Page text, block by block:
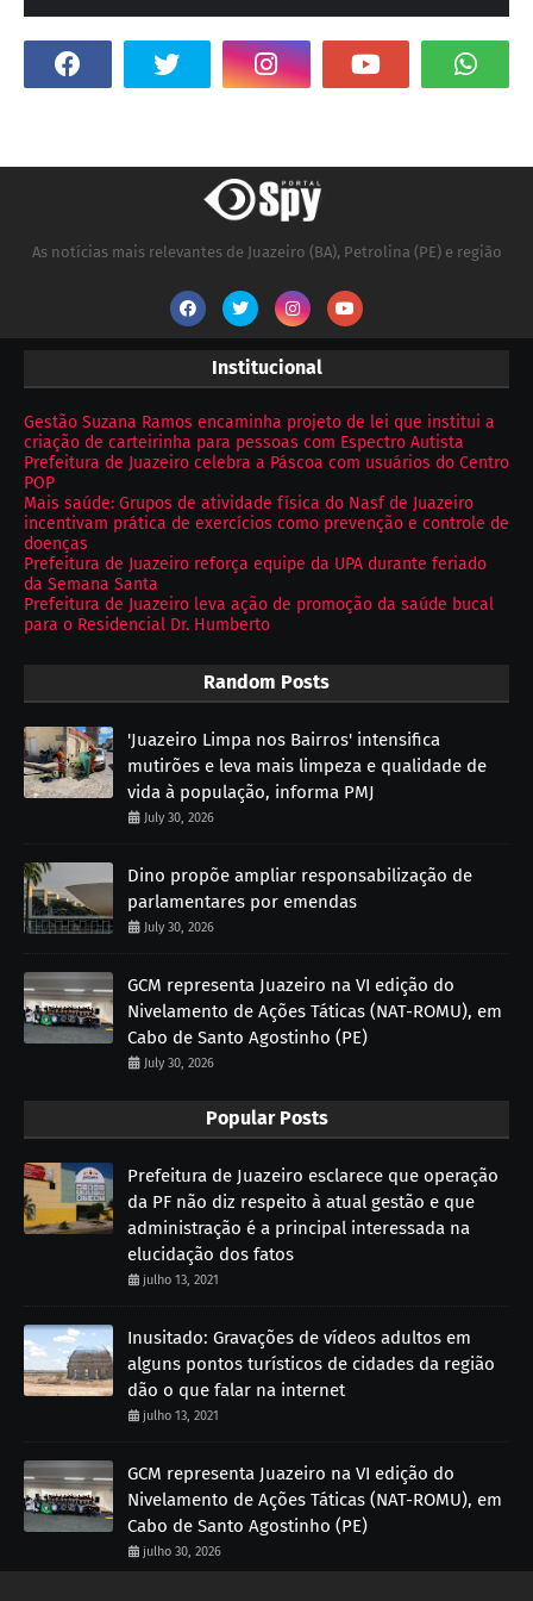
As notícias mais relevantes de Juazeiro (BA), Petrolina (PE) e região
Institucional
Gestão Suzana Ramos encaminha projeto de lei que institui a
criação de carteirinha para pessoas com Espectro Autista
Prefeitura de Juazeiro celebra a Páscoa com usuários do Centro
POP
Mais saúde: Grupos de atividade física do Nasf de Juazeiro
incentivam prática de exercícios como prevenção e controle de
doenças
Prefeitura de Juazeiro reforça equipe da UPA durante feriado
da Semana Santa
Prefeitura de Juazeiro leva ação de promoção da saúde bucal
para o Residencial Dr. Humberto
Random Posts
'Juazeiro Limpa nos Bairros' intensifica
mutirões e leva mais limpeza e qualidade de
vida à população, informa PMJ
July 30, 2026
Dino propõe ampliar responsabilização de
parlamentares por emendas
July 30, 2026
GCM representa Juazeiro na VI edição do
Nivelamento de Ações Táticas (NAT-ROMU), em
Cabo de Santo Agostinho (PE)
July 30, 2026
Popular Posts
Prefeitura de Juazeiro esclarece que operação
da PF não diz respeito à atual gestão e que
administração é a principal interessada na
elucidação dos fatos
julho 13, 2021
Inusitado: Gravações de vídeos adultos em
alguns pontos turísticos de cidades da região
dão o que falar na internet
julho 13, 2021
GCM representa Juazeiro na VI edição do
Nivelamento de Ações Táticas (NAT-ROMU), em
Cabo de Santo Agostinho (PE)
julho 30, 2026